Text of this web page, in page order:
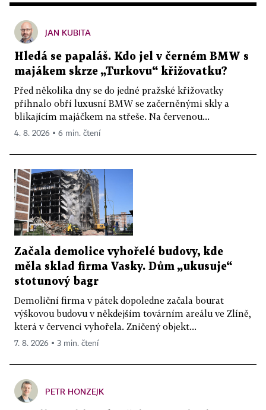
JAN KUBITA
Hledá se papaláš. Kdo jel v černém BMW s
majákem skrze „Turkovu“ křižovatku?
Před několika dny se do jedné pražské křižovatky
přihnalo obří luxusní BMW se začerněnými skly a
blikajícím majáčkem na střeše. Na červenou...
4. 8. 2026 ▪ 6 min. čtení
Začala demolice vyhořelé budovy, kde
měla sklad firma Vasky. Dům „ukusuje“
stotunový bagr
Demoliční firma v pátek dopoledne začala bourat
výškovou budovu v někdejším továrním areálu ve Zlíně,
která v červenci vyhořela. Zničený objekt...
7. 8. 2026 ▪ 3 min. čtení
PETR HONZEJK